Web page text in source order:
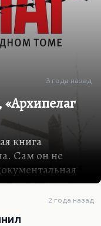
3 года назад
книга
Сам он не
опыте
ему все-
эпопея
2 года назад